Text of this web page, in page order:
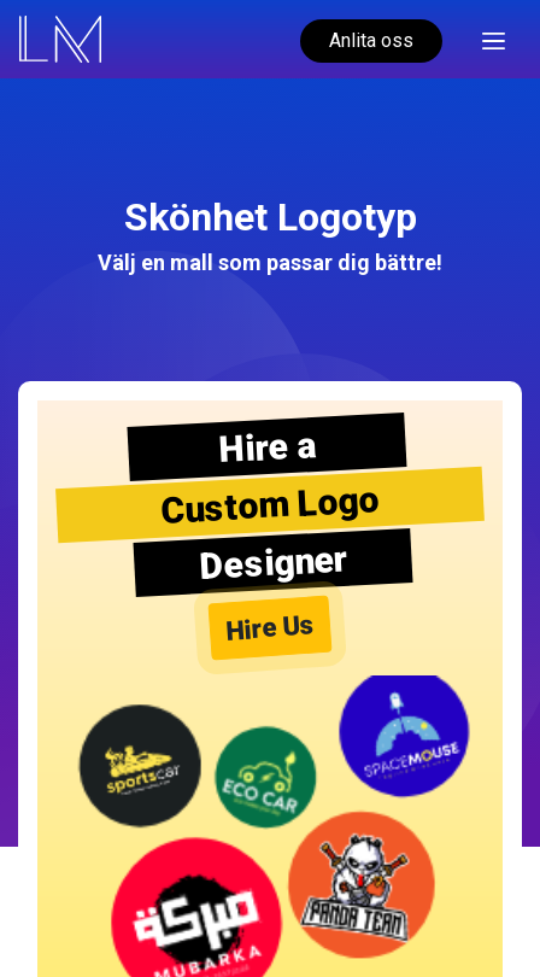
Anlita oss
Skönhet Logotyp
Välj en mall som passar dig bättre!
Hire a
Custom Logo
Designer
Hire Us